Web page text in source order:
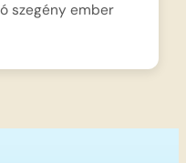
szegény ember